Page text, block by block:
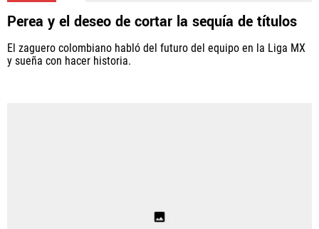
Perea y el deseo de cortar la sequía de títulos
El zaguero colombiano habló del futuro del equipo en la Liga MX
y sueña con hacer historia.